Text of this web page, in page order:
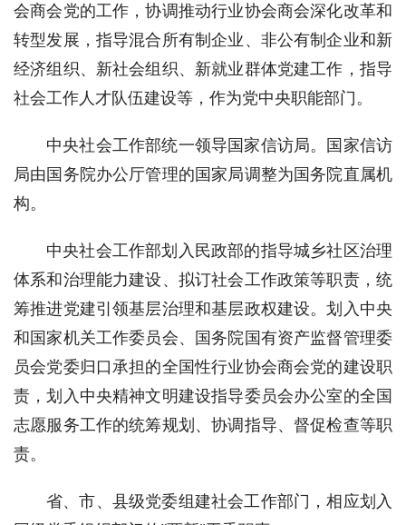
会商会党的工作，协调推动行业协会商会深化改革和
转型发展，指导混合所有制企业、非公有制企业和新
经济组织、新社会组织、新就业群体党建工作，指导
社会工作人才队伍建设等，作为党中央职能部门。
中央社会工作部统一领导国家信访局。国家信访
局由国务院办公厅管理的国家局调整为国务院直属机
构。
中央社会工作部划入民政部的指导城乡社区治理
体系和治理能力建设、拟订社会工作政策等职责，统
筹推进党建引领基层治理和基层政权建设。划入中央
和国家机关工作委员会、国务院国有资产监督管理委
员会党委归口承担的全国性行业协会商会党的建设职
责，划入中央精神文明建设指导委员会办公室的全国
志愿服务工作的统筹规划、协调指导、督促检查等职
责。
省、市、县级党委组建社会工作部门，相应划入